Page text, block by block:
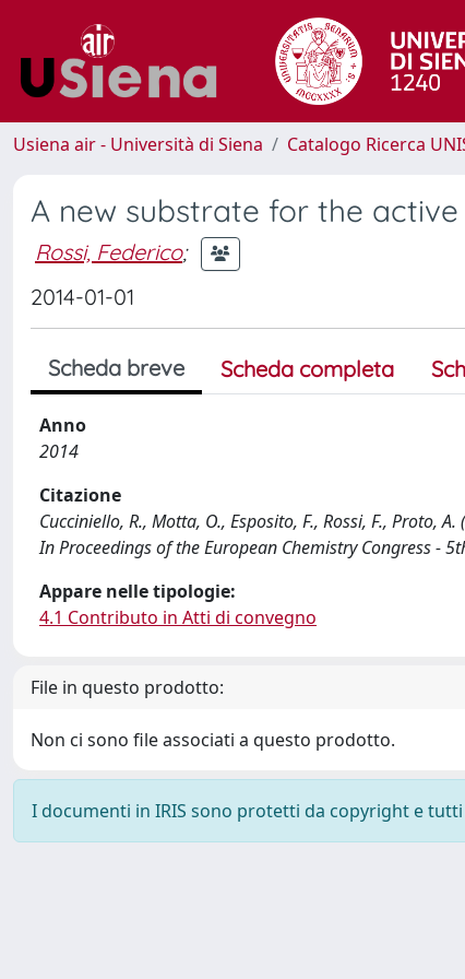
Usiena air - Università di Siena Catalogo Ricerca
A new substrate for the
Rossi, Federico;
2014-01-01
Scheda breve Scheda completa
Anno
2014
Citazione
Cucciniello, R., Motta, O., Esposito, F., Rossi, F.,
In Proceedings of the European Chemistry Congress -
Appare nelle tipologie:
4.1 Contributo in Atti di convegno
File in questo prodotto:
Non ci sono file associati a questo prodotto.
I documenti in IRIS sono protetti da copyright e